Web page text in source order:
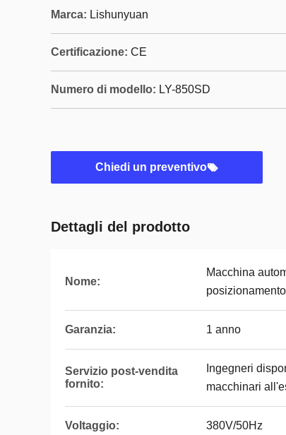
Marca: Lishunyuan
Certificazione: CE
Numero di modello: LY-850SD
Chiedi un preventivo
Dettagli del prodotto
Nome:
Macchina
Garanzia: 1 anno
Servizio post-vendita
fornito:
Ingegneri
macchinari
Voltaggio: 380V/50Hz